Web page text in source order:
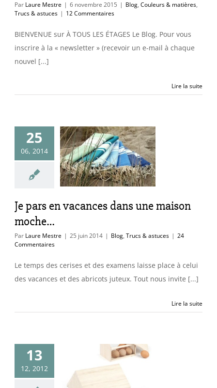
Par Laure Mestre | 6 novembre 2015 | Blog, Couleurs & matières,
Trucs & astuces | 12 Commentaires
BIENVENUE sur À TOUS LES ÉTAGES Le Blog. Pour vous
inscrire à la « newsletter » (recevoir un e-mail à chaque
nouvel [...]
Lire la suite
25
06, 2014
en vacances
maison
Je pars en vacances dans une maison
moche…
Par Laure Mestre | 25 juin 2014 | Blog, Trucs & astuces | 24
Commentaires
Le temps des cerises et des examens laisse place à celui
des vacances et des abricots juteux. Tout nous invite [...]
Lire la suite
13
12, 2012
déco,
rétros,